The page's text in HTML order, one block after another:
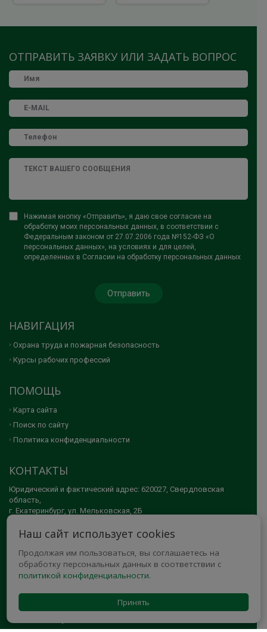
ОТПРАВИТЬ ЗАЯВКУ ИЛИ ЗАДАТЬ ВОПРОС
Нажимая кнопку «Отправить», я даю свое согласие на
обработку моих персональных данных, в соответствии с
Федеральным законом от 27.07.2006 года №152-ФЗ «О
персональных данных», на условиях и для целей,
определенных в Согласии на обработку персональных данных
НАВИГАЦИЯ
Охрана труда и пожарная безопасность
Курсы рабочих профессий
ПОМОЩЬ
Карта сайта
Поиск по сайту
Политика конфиденциальности
КОНТАКТЫ
Юридический и фактический адрес: 620027, Свердловская
область,
г. Екатеринбург, ул. Мельковская, 2Б
Телефон: +7 (343) 371-45-96
E-mail:eukk@mail.ru
© 2005-2026 АНО ДПО "ЕКАТЕРИНБУРГСКИЙ УЧЕБНО-КУРСОВОЙ
Наш сайт использует cookies
Продолжая им пользоваться, вы соглашаетесь на
обработку персональных данных в соответствии с
политикой конфиденциальности.
Принять